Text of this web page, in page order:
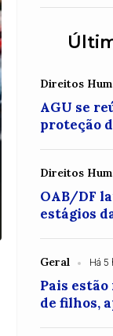
Direitos
AGU se
proteção
Direitos
OAB/DF
estágios
Geral Há 5
Pais
de filhos,